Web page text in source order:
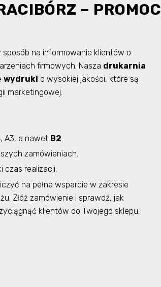
–
na informowanie klientów o
firmowych. Nasza drukarnia
wydruki o wysokiej jakości, które są
marketingowej.
A3, a nawet B2.
zamówieniach.
czas realizacji.
na pełne wsparcie w zakresie
Złóż zamówienie i sprawdź, jak
klientów do Twojego sklepu.